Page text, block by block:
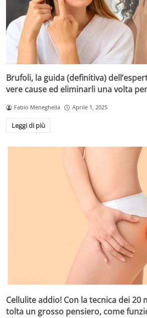
Brufoli, la guida (definitiva)
vere cause ed eliminarli una volta
Fabio Meneghella Aprile 1, 2025
Leggi di più
Cellulite addio! Con la tecnica dei 20
tolta un grosso pensiero, come